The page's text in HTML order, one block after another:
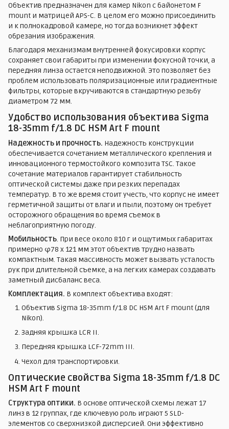
Объектив предназначен для камер Nikon с байонетом F
mount и матрицей APS-C. В целом его можно присоединить
и к полнокадровой камере, но тогда возникнет эффект
обрезания изображения.
Благодаря механизмам внутренней фокусировки корпус
сохраняет свои габариты при изменении фокусной точки, а
передняя линза остается неподвижной. Это позволяет без
проблем использовать поляризационные или градиентные
фильтры, которые вкручиваются в стандартную резьбу
диаметром 72 мм.
Удобство использования объектива Sigma
18-35mm f/1.8 DC HSM Art F mount
Надежность и прочность. Надежность конструкции
обеспечивается сочетанием металлического крепления и
инновационного термостойкого композита TSC. Такое
сочетание материалов гарантирует стабильность
оптической системы даже при резких перепадах
температур. В то же время стоит учесть, что корпус не имеет
герметичной защиты от влаги и пыли, поэтому он требует
осторожного обращения во время съемок в
неблагоприятную погоду.
Мобильность. При весе около 810 г и ощутимых габаритах
примерно φ78 х 121 мм этот объектив трудно назвать
компактным. Такая массивность может вызвать усталость
рук при длительной съемке, а на легких камерах создавать
заметный дисбаланс веса.
Комплектация. В комплект объектива входят:
Объектив Sigma 18-35mm f/1.8 DC HSM Art F mount (для
Nikon).
Задняя крышка LCR II.
Передняя крышка LCF-72mm III.
Чехол для транспортировки.
Оптические свойства Sigma 18-35mm f/1.8 DC
HSM Art F mount
Структура оптики. В основе оптической схемы лежат 17
линз в 12 группах, где ключевую роль играют 5 SLD-
элементов со сверхнизкой дисперсией. Они эффективно